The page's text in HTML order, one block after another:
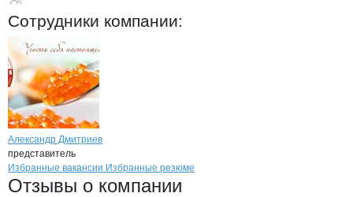
Сотрудники компании:
Александр Дмитриев
представитель
Брендыкомпани BSK -FISH
Вакансии вBSK -FISH
Избранные вакансии Избранные резюме
Новости oBSK -FISH, ИП
Отзывы о компании